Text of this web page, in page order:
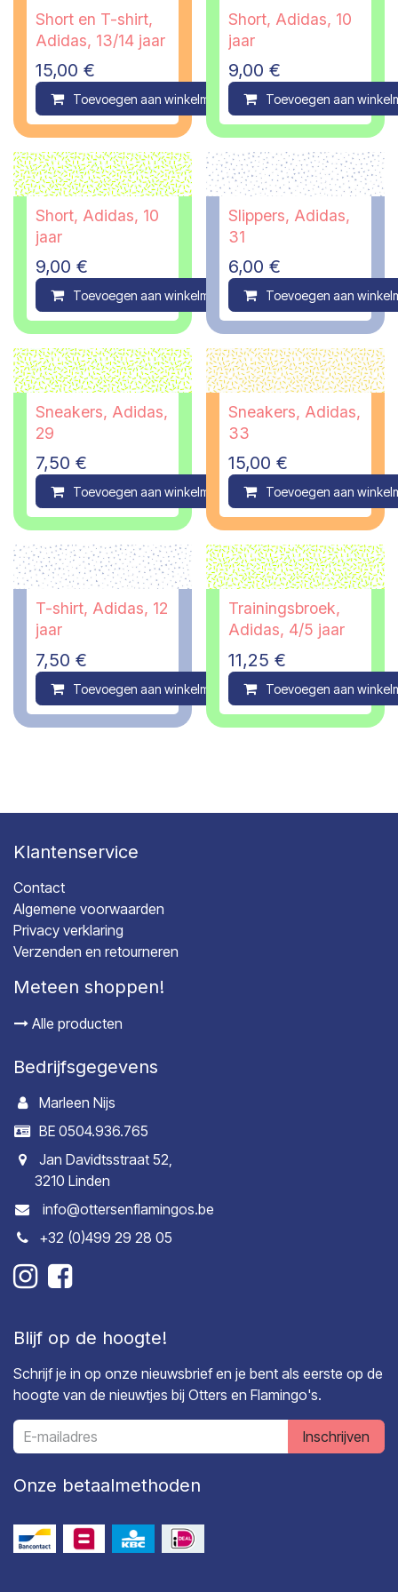
Short en T-shirt,
Adidas, 13/14 jaar
15,00 €
Toevoegen aan winkelmandje Compare
Short, Adidas, 10
jaar
9,00 €
Toevoegen aan
Short, Adidas, 10
jaar
9,00 €
Toevoegen aan winkelmandje Compare
Slippers, Adidas,
31
6,00 €
Toevoegen aan
Sneakers, Adidas,
29
7,50 €
Toevoegen aan winkelmandje Compare
Sneakers, Adidas,
33
15,00 €
Toevoegen aan
T-shirt, Adidas, 12
jaar
7,50 €
Toevoegen aan winkelmandje Compare
Trainingsbroek,
Adidas, 4/5 jaar
11,25 €
Toevoegen aan
Klantenservice
Contact
Algemene voorwaarden
Privacy verklaring
Verzenden en retourneren
Meteen shoppen!
Alle producten
Bedrijfsgegevens
Marleen Nijs
BE 0504.936.765
Jan Davidtsstraat 52,
3210 Linden
info@ottersenflamingos.be
+32 (0)499 29 28 05
Blijf op de hoogte!
Schrijf je in op onze nieuwsbrief en je bent als eerste op de
hoogte van de nieuwtjes bij Otters en Flamingo's.
Inschrijven
Onze betaalmethoden